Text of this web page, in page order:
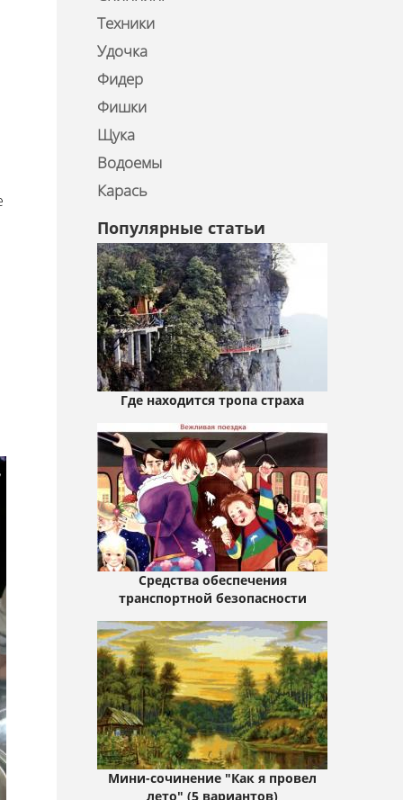
Техники
Удочка
Фидер
Фишки
Щука
Водоемы
Карась
Популярные статьи
Где находится тропа страха
Средства обеспечения
транспортной безопасности
Мини-сочинение "Как я провел
лето" (5 вариантов)